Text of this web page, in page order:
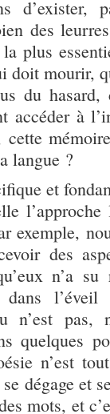
d’exister,
des
plus
doit mourir,
du hasard,
accéder à
langue ?
et
exemple,
des
n’a
pas,
quelques
n’est
dégage et
mots, et